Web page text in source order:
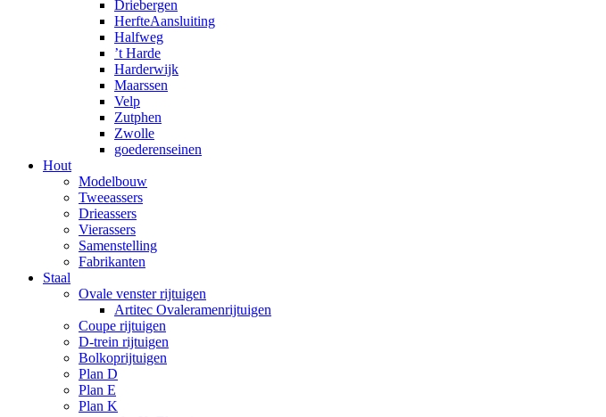
Driebergen
HerfteAansluiting
Halfweg
’t Harde
Harderwijk
Maarssen
Velp
Zutphen
Zwolle
goederenseinen
Hout
Modelbouw
Tweeassers
Drieassers
Vierassers
Samenstelling
Fabrikanten
Staal
Ovale venster rijtuigen
Artitec Ovaleramenrijtuigen
Coupe rijtuigen
D-trein rijtuigen
Bolkoprijtuigen
Plan D
Plan E
Plan K